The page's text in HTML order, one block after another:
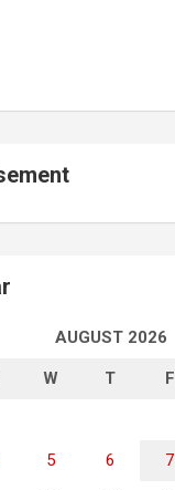
AUGUST 2026
W T F
5 6 7